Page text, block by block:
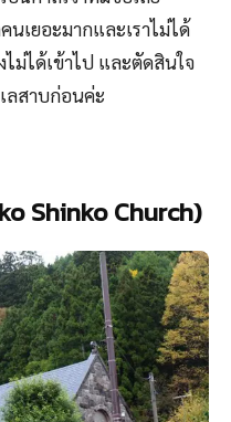
นเยอะมากและเราไม่ได้
ไม่ได้เข้าไป และตัดสินใจ
ลสาบก่อนค่ะ
Shinko Church)